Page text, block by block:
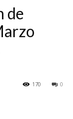
de
0
170